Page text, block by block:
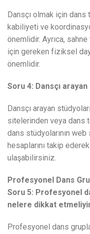
Dansçı olmak için
kabiliyeti ve
önemlidir. Ayrıca,
için gereken fiziksel
önemlidir.
Soru 4: Dansçı
Dansçı arayan
sitelerinden veya dans
dans stüdyolarının
hesaplarını takip
ulaşabilirsiniz.
Profesyonel Dans
Soru 5: Profesyonel
nelere dikkat
Profesyonel dans